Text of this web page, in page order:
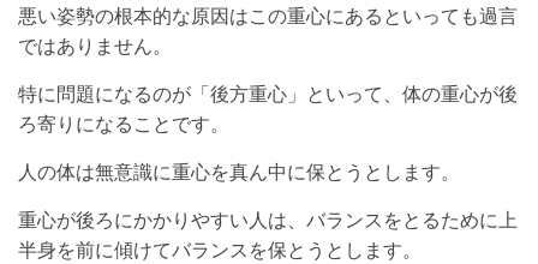
悪い姿勢の根本的な原因はこの重心にあるといっても過言
ではありません。
特に問題になるのが「後方重心」といって、体の重心が後
ろ寄りになることです。
人の体は無意識に重心を真ん中に保とうとします。
重心が後ろにかかりやすい人は、バランスをとるために上
半身を前に傾けてバランスを保とうとします。